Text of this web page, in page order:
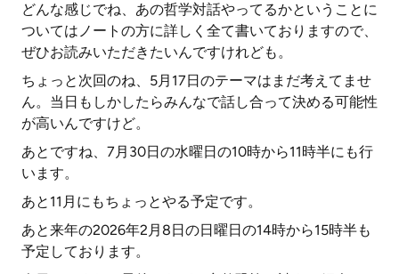
どんな感じでね、あの哲学対話やってるかということに
ついてはノートの方に詳しく全て書いておりますので、
ぜひお読みいただきたいんですけれども。
ちょっと次回のね、5月17日のテーマはまだ考えてませ
ん。当日もしかしたらみんなで話し合って決める可能性
が高いんですけど。
あとですね、7月30日の水曜日の10時から11時半にも行
います。
あと11月にもちょっとやる予定です。
あと来年の2026年2月8日の日曜日の14時から15時半も
予定しております。